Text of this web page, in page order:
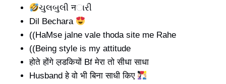
ચુલબુલી नારી
Dil Bechara
((HaMse jalne vale thoda site me Rahe
((Being style is my attitude
होते होंगे ल़डकियों Bf मेरा तो सीधा साधा
Husband हे वो भी बिना साधी किए